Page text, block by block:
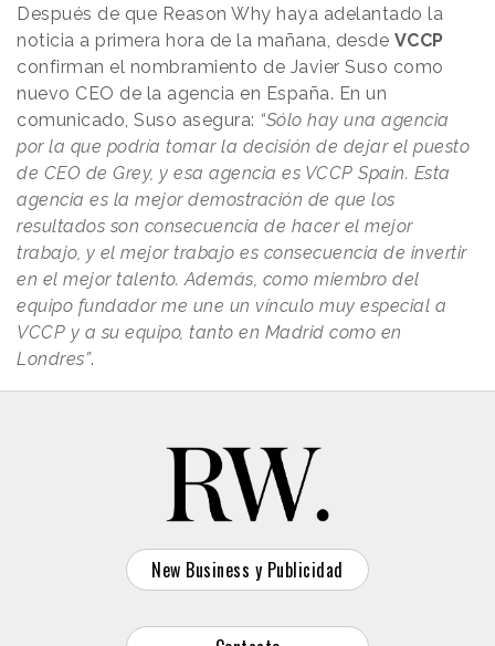
Después de que Reason Why haya adelantado la
noticia a primera hora de la mañana, desde VCCP
confirman el nombramiento de Javier Suso como
nuevo CEO de la agencia en España. En un
comunicado, Suso asegura: “Sólo hay una agencia
por la que podría tomar la decisión de dejar el puesto
de CEO de Grey, y esa agencia es VCCP Spain. Esta
agencia es la mejor demostración de que los
resultados son consecuencia de hacer el mejor
trabajo, y el mejor trabajo es consecuencia de invertir
en el mejor talento. Además, como miembro del
equipo fundador me une un vínculo muy especial a
VCCP y a su equipo, tanto en Madrid como en
Londres”.
New Business y Publicidad